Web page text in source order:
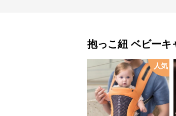
抱っこ紐 ベビーキ
人気